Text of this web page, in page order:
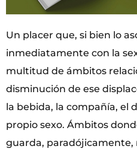
Un placer que, si bien lo
inmediatamente con la
multitud de ámbitos
disminución de ese
la bebida, la compañía, el
propio sexo. Ámbitos
guarda, paradójicamente,